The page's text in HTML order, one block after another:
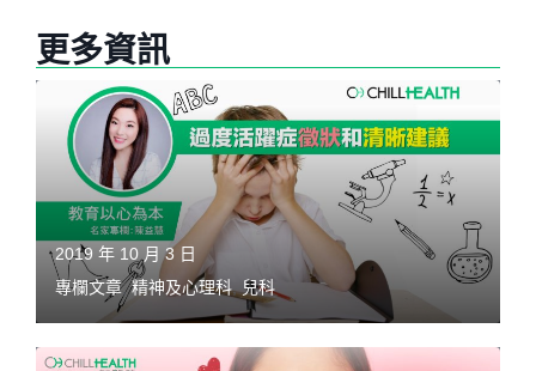
更多資訊
2019 年 10 月 3 日
專欄文章,精神及心理科, 兒科